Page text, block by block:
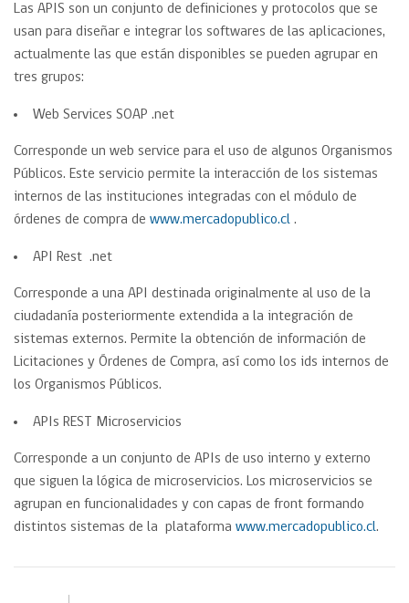
Las APIS son un conjunto de definiciones y protocolos que se
usan para diseñar e integrar los softwares de las aplicaciones,
actualmente las que están disponibles se pueden agrupar en
tres grupos:
Web Services SOAP .net
Corresponde un web service para el uso de algunos Organismos
Públicos. Este servicio permite la interacción de los sistemas
internos de las instituciones integradas con el módulo de
órdenes de compra de www.mercadopublico.cl .
API Rest .net
Corresponde a una API destinada originalmente al uso de la
ciudadanía posteriormente extendida a la integración de
sistemas externos. Permite la obtención de información de
Licitaciones y Órdenes de Compra, así como los ids internos de
los Organismos Públicos.
APIs REST Microservicios
Corresponde a un conjunto de APIs de uso interno y externo
que siguen la lógica de microservicios. Los microservicios se
agrupan en funcionalidades y con capas de front formando
distintos sistemas de la plataforma www.mercadopublico.cl.